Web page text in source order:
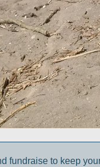
fundraise to keep